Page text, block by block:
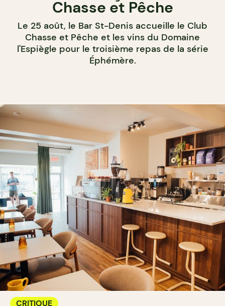
Chasse et Pêche
Le 25 août, le Bar St-Denis accueille le Club
Chasse et Pêche et les vins du Domaine
l'Espiègle pour le troisième repas de la série
Éphémère.
CRITIQUE